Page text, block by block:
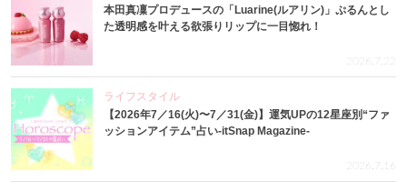
本田真凜プロデュースの「Luarine(ルアリン)」ぷるんとし
た透明感を叶える欲張りリップに一目惚れ！
2026.7.22
ライフスタイル
【2026年7／16(火)〜7／31(金)】運気UPの12星座別“ファ
ッションアイテム”占い-itSnap Magazine-
2026.7.16